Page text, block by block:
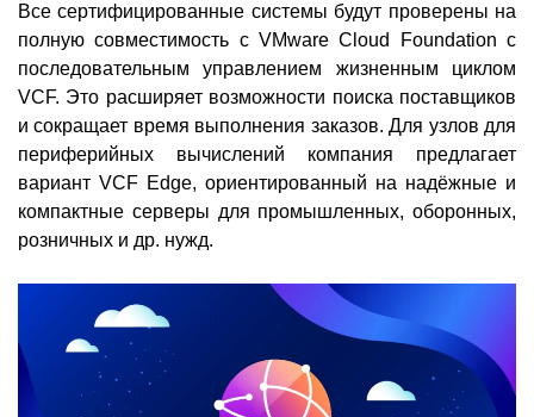
Все сертифицированные системы будут проверены на
полную совместимость с VMware Cloud Foundation с
последовательным управлением жизненным циклом
VCF. Это расширяет возможности поиска поставщиков
и сокращает время выполнения заказов. Для узлов для
периферийных вычислений компания предлагает
вариант VCF Edge, ориентированный на надёжные и
компактные серверы для промышленных, оборонных,
розничных и др. нужд.